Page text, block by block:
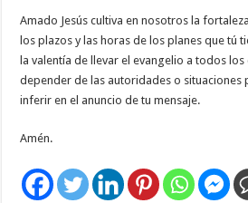
Amado Jesús cultiva en nosotros la
los plazos y las horas de los planes que tú
la valentía de llevar el evangelio a todos
depender de las autoridades o situaciones
inferir en el anuncio de tu mensaje.
Amén.